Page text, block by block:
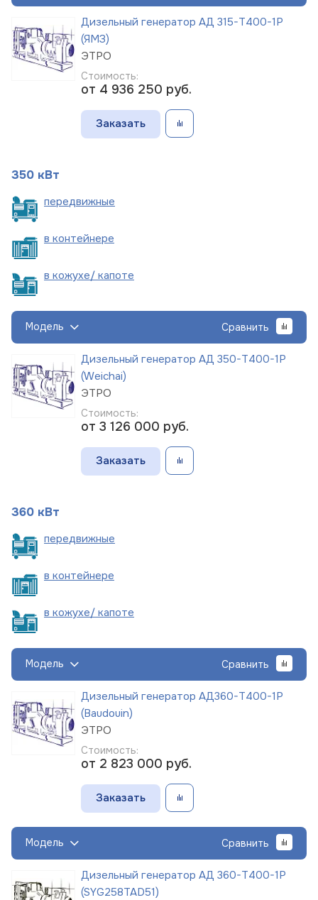
Дизельный генератор АД 315-Т400-1Р
(ЯМЗ)
ЭТРО
Стоимость:
от 4 936 250 руб.
Заказать
350 кВт
передвижные
в контейнере
в кожухе/ капоте
Модель Сравнить
Дизельный генератор АД 350-Т400-1Р
(Weichai)
ЭТРО
Стоимость:
от 3 126 000 руб.
Заказать
360 кВт
передвижные
в контейнере
в кожухе/ капоте
Модель Сравнить
Дизельный генератор АД360-Т400-1Р
(Baudouin)
ЭТРО
Стоимость:
от 2 823 000 руб.
Заказать
Модель Сравнить
Дизельный генератор АД 360-Т400-1Р
(SYG258TAD51)